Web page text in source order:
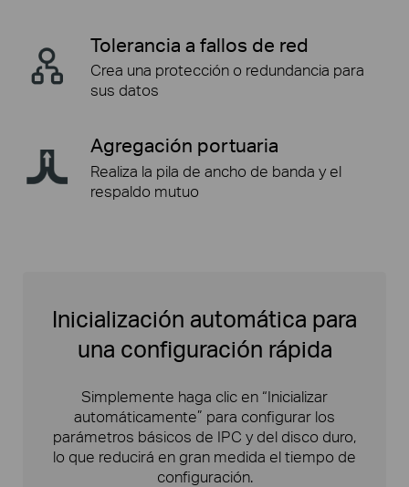
Tolerancia a fallos de red
Crea una protección o redundancia para
sus datos
Agregación portuaria
Realiza la pila de ancho de banda y el
respaldo mutuo
Inicialización automática para
una configuración rápida
Simplemente haga clic en “Inicializar
automáticamente” para configurar los
parámetros básicos de IPC y del disco duro,
lo que reducirá en gran medida el tiempo de
configuración.